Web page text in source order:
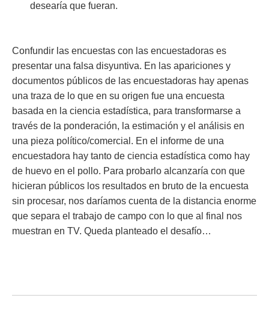
desearía que fueran.
Confundir las encuestas con las encuestadoras es
presentar una falsa disyuntiva. En las apariciones y
documentos públicos de las encuestadoras hay apenas
una traza de lo que en su origen fue una encuesta
basada en la ciencia estadística, para transformarse a
través de la ponderación, la estimación y el análisis en
una pieza político/comercial. En el informe de una
encuestadora hay tanto de ciencia estadística como hay
de huevo en el pollo. Para probarlo alcanzaría con que
hicieran públicos los resultados en bruto de la encuesta
sin procesar, nos daríamos cuenta de la distancia enorme
que separa el trabajo de campo con lo que al final nos
muestran en TV. Queda planteado el desafío…